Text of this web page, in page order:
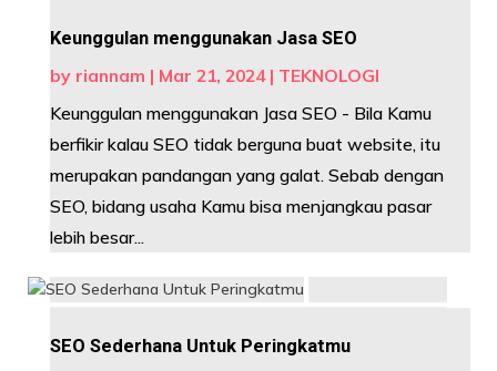
Keunggulan menggunakan Jasa SEO
by riannam | Mar 21, 2024| TEKNOLOGI
Keunggulan menggunakan Jasa SEO - Bila Kamu
berfikir kalau SEO tidak berguna buat website, itu
merupakan pandangan yang galat. Sebab dengan
SEO, bidang usaha Kamu bisa menjangkau pasar
lebih besar...
SEO Sederhana Untuk Peringkatmu